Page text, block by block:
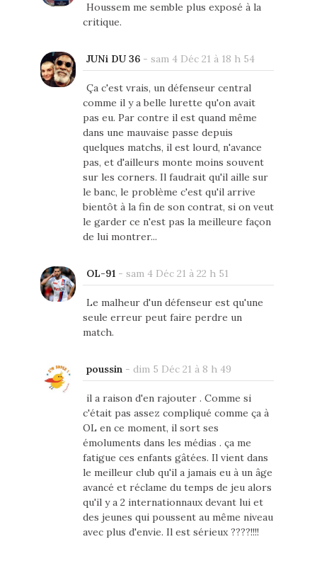
Houssem me semble plus exposé à la
critique.
JUNi DU 36- sam 4 Déc 21 à 18 h 54
Ça c'est vrais, un défenseur central
comme il y a belle lurette qu'on avait
pas eu. Par contre il est quand même
dans une mauvaise passe depuis
quelques matchs, il est lourd, n'avance
pas, et d'ailleurs monte moins souvent
sur les corners. Il faudrait qu'il aille sur
le banc, le problème c'est qu'il arrive
bientôt à la fin de son contrat, si on veut
le garder ce n'est pas la meilleure façon
de lui montrer...
OL-91- sam 4 Déc 21 à 22 h 51
Le malheur d'un défenseur est qu'une
seule erreur peut faire perdre un
match.
poussin- dim 5 Déc 21 à 8 h 49
il a raison d'en rajouter . Comme si
c'était pas assez compliqué comme ça à
OL en ce moment, il sort ses
émoluments dans les médias . ça me
fatigue ces enfants gâtées. Il vient dans
le meilleur club qu'il a jamais eu à un âge
avancé et réclame du temps de jeu alors
qu'il y a 2 internationnaux devant lui et
des jeunes qui poussent au même niveau
avec plus d'envie. Il est sérieux ????!!!!